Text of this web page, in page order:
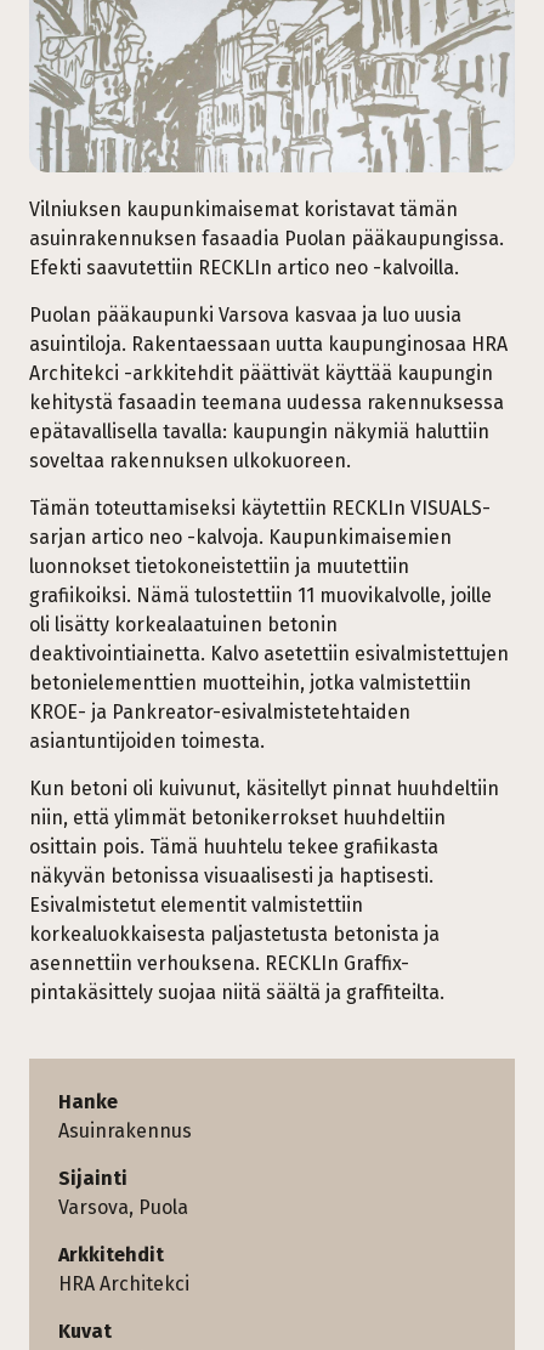
Vilniuksen kaupunkimaisemat koristavat tämän
asuinrakennuksen fasaadia Puolan pääkaupungissa.
Efekti saavutettiin RECKLIn artico neo -kalvoilla.
Puolan pääkaupunki Varsova kasvaa ja luo uusia
asuintiloja. Rakentaessaan uutta kaupunginosaa HRA
Architekci -arkkitehdit päättivät käyttää kaupungin
kehitystä fasaadin teemana uudessa rakennuksessa
epätavallisella tavalla: kaupungin näkymiä haluttiin
soveltaa rakennuksen ulkokuoreen.
Tämän toteuttamiseksi käytettiin RECKLIn VISUALS-
sarjan artico neo -kalvoja. Kaupunkimaisemien
luonnokset tietokoneistettiin ja muutettiin
grafiikoiksi. Nämä tulostettiin 11 muovikalvolle, joille
oli lisätty korkealaatuinen betonin
deaktivointiainetta. Kalvo asetettiin esivalmistettujen
betonielementtien muotteihin, jotka valmistettiin
KROE- ja Pankreator-esivalmistetehtaiden
asiantuntijoiden toimesta.
Kun betoni oli kuivunut, käsitellyt pinnat huuhdeltiin
niin, että ylimmät betonikerrokset huuhdeltiin
osittain pois. Tämä huuhtelu tekee grafiikasta
näkyvän betonissa visuaalisesti ja haptisesti.
Esivalmistetut elementit valmistettiin
korkealuokkaisesta paljastetusta betonista ja
asennettiin verhouksena. RECKLIn Graffix-
pintakäsittely suojaa niitä säältä ja graffiteilta.
Hanke
Asuinrakennus
Sijainti
Varsova, Puola
Arkkitehdit
HRA Architekci
Kuvat